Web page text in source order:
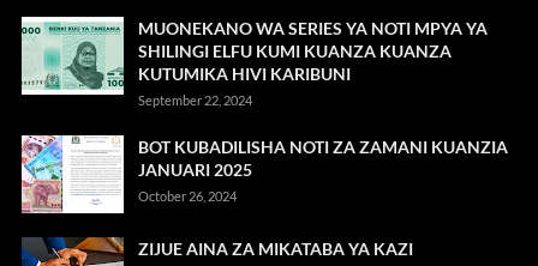
MUONEKANO WA SERIES YA NOTI MPYA YA
SHILINGI ELFU KUMI KUANZA KUANZA
KUTUMIKA HIVI KARIBUNI
September 22, 2024
BOT KUBADILISHA NOTI ZA ZAMANI KUANZIA
JANUARI 2025
October 26, 2024
ZIJUE AINA ZA MIKATABA YA KAZI